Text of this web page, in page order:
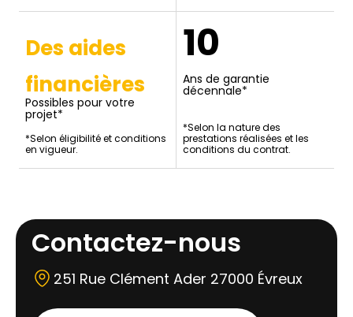
Des aides
financières
Possibles pour votre
projet*
*Selon éligibilité et conditions
en vigueur.
10
Ans de garantie
décennale*
*Selon la nature des
prestations réalisées et les
conditions du contrat.
Contactez-nous
251 Rue Clément Ader 27000 Évreux